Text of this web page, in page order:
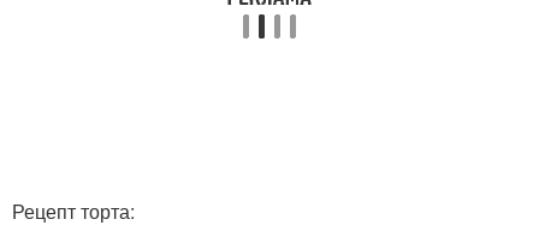
Рецепт торта: